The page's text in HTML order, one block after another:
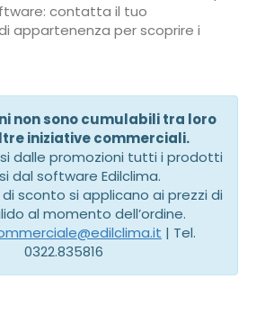
contatta il tuo
appartenenza per scoprire i
non sono cumulabili tra loro
iniziative commerciali.
dalle promozioni tutti i prodotti
dal software Edilclima.
sconto si applicano ai prezzi di
al momento dell’ordine.
| Tel.
0322.835816